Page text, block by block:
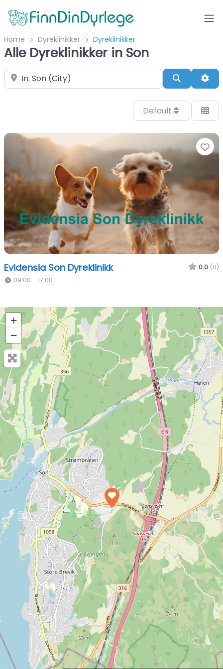
Home Dyreklinikker Dyreklinikker
Alle Dyreklinikker in Son
Velg by/sted Search
Default
Evidensia Son Dyreklinikk 0.0 (0)
09:00 – 17:00
+
−